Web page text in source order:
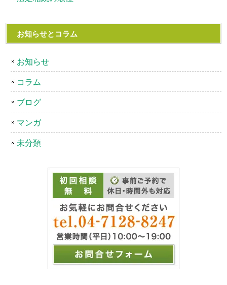
お知らせとコラム
お知らせ
コラム
ブログ
マンガ
未分類